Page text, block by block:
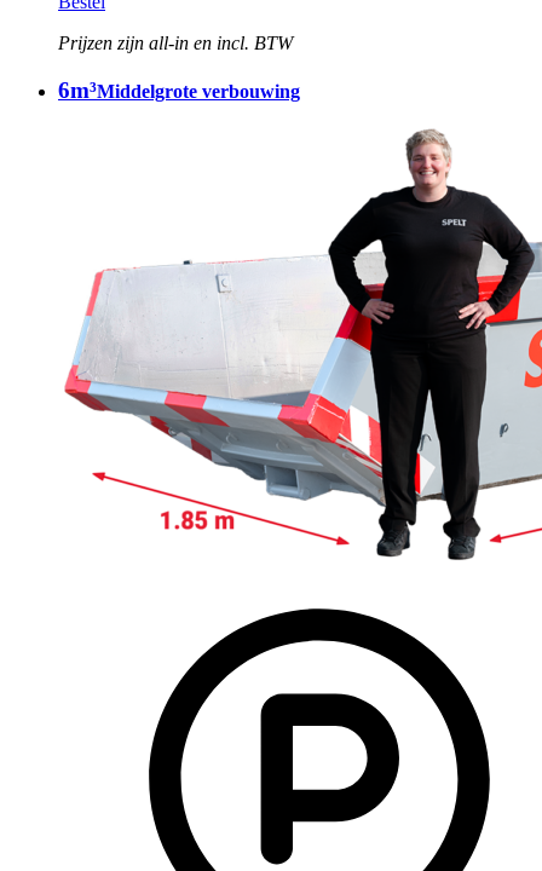
Prijzen zijn all-in en incl. BTW
6m³Middelgrote verbouwing